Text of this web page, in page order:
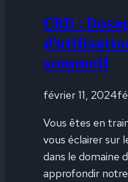
CBD :
sommeil
février 11, 2024
Vous êtes en
vous éclairer sur
dans le domaine
approfondir